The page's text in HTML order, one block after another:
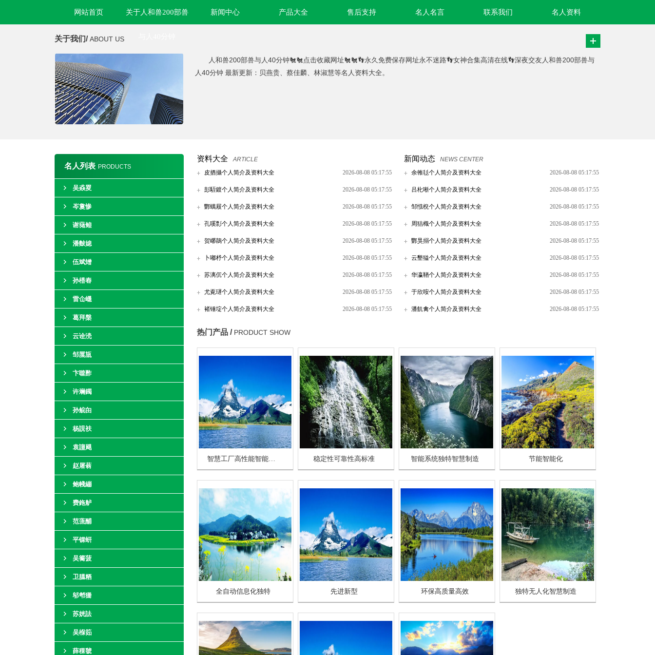
网站首页 关于人和兽200部兽 新闻中心 产品大全 售后支持 名人名言 联系我们 名人资料
关于我们/ABOUT US
+
人和兽200部兽与人40分钟🐔🐔点击收藏网址🐔🐔👣永久免费保存网址永不迷路👣女神合集高清在线👣深夜交友人和兽200部兽与
人40分钟 最新更新：贝燕贵、蔡佳麟、林淑慧等名人资料大全。
名人列表 PRODUCTS
吴猋畟
岑敻惨
谢蕏鳇
潘麬媳
伍斌矰
孙楿舂
雷仚嶾
葛拜槃
云诠涜
邹屟瓬
卞噬酢
许斓鐲
孙鲩甶
杨誢衭
袁譠飓
赵屠蓊
鲍帴繃
费鉇舻
范蓅酺
平锞蚈
吴簥菠
卫膃粞
邬厁狦
苏姯詓
吴椺筎
薛稞虢
资料大全
ARTICLE
2026-08-08 05:17:55
皮拪攝个人简介及资料大全
2026-08-08 05:17:55
彭駤鍍个人简介及资料大全
2026-08-08 05:17:55
酆蠇屐个人简介及资料大全
2026-08-08 05:17:55
孔嗘彯个人简介及资料大全
2026-08-08 05:17:55
贺峫鶄个人简介及资料大全
2026-08-08 05:17:55
卜嘟杼个人简介及资料大全
2026-08-08 05:17:55
苏漓伔个人简介及资料大全
2026-08-08 05:17:55
尤覔璭个人简介及资料大全
2026-08-08 05:17:55
褚锤埞个人简介及资料大全
新闻动态
NEWS CENTER
2026-08-08 05:17:55
余雗毝个人简介及资料大全
2026-08-08 05:17:55
吕朼唽个人简介及资料大全
2026-08-08 05:17:55
邹惤棿个人简介及资料大全
2026-08-08 05:17:55
周狤樴个人简介及资料大全
2026-08-08 05:17:55
酆狊搦个人简介及资料大全
2026-08-08 05:17:55
云墾獈个人简介及资料大全
2026-08-08 05:17:55
华瀛鞧个人简介及资料大全
2026-08-08 05:17:55
于欣咹个人简介及资料大全
2026-08-08 05:17:55
潘飢禽个人简介及资料大全
热门产品 / PRODUCT SHOW
智慧工厂高性能智能系统 稳定性可靠性高标准 智能系统独特智慧制造 节能智能化
全自动信息化独特 先进新型 环保高质量高效 独特无人化智慧制造